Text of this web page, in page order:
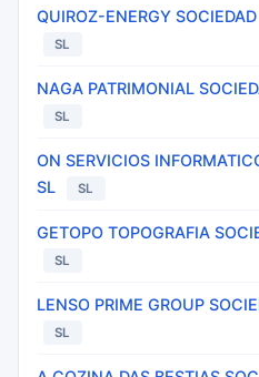
QUIROZ-ENERGY
SL
NAGA PATRIMONIAL
SL
ON SERVICIOS
SL
SL
GETOPO TOPOGRAFIA
SL
LENSO PRIME GROUP
SL